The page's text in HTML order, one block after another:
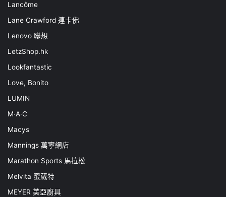
Lancôme
Lane Crawford 連卡佛
Lenovo 聯想
LetzShop.hk
Lookfantastic
Love, Bonito
LUMIN
M·A·C
Macys
Mannings 萬寧網店
Marathon Sports 馬拉松
Melvita 蜜葳特
MEYER 美亞廚具